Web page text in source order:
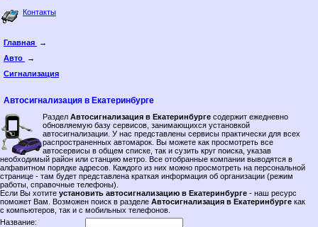
Контакты
Главная
→
Авто
→
Сигнализация
Автосигнализация в Екатеринбурге
Раздел Автосигнализация в Екатеринбурге содержит ежедневно
обновляемую базу сервисов, занимающихся установкой
автосигнализации. У нас представлены сервисы практически для всех
распространенных автомарок. Вы можете как просмотреть все
автосервисы в общем списке, так и сузить круг поиска, указав
необходимый район или станцию метро. Все отобранные компании выводятся в
алфавитном порядке адресов. Каждого из них можно просмотреть на персональной
странице - там будет представлена краткая информация об организации (режим
работы, справочные телефоны).
Если Вы хотите установить автосигнализацию в Екатеринбурге - наш ресурс
поможет Вам. Возможен поиск в разделе Автосигнализация в Екатеринбурге как
с компьютеров, так и с мобильных телефонов.
Название: